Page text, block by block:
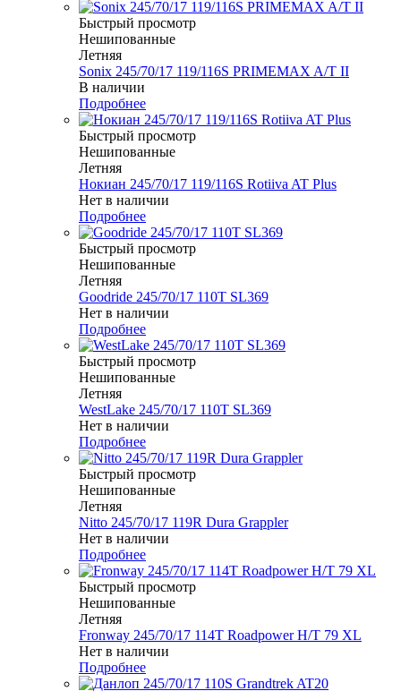
Быстрый просмотр
Нешипованные
Летняя
Sonix 245/70/17 119/116S PRIMEMAX A/T II
В наличии
Подробнее
Быстрый просмотр
Нешипованные
Летняя
Нокиан 245/70/17 119/116S Rotiiva AT Plus
Нет в наличии
Подробнее
Быстрый просмотр
Нешипованные
Летняя
Goodride 245/70/17 110T SL369
Нет в наличии
Подробнее
Быстрый просмотр
Нешипованные
Летняя
WestLake 245/70/17 110T SL369
Нет в наличии
Подробнее
Быстрый просмотр
Нешипованные
Летняя
Nitto 245/70/17 119R Dura Grappler
Нет в наличии
Подробнее
Быстрый просмотр
Нешипованные
Летняя
Fronway 245/70/17 114T Roadpower H/T 79 XL
Нет в наличии
Подробнее